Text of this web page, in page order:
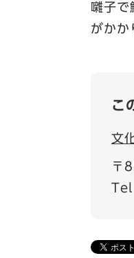
囃子で
がかか
こ
文
〒